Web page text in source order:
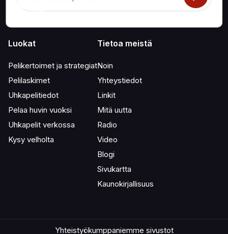
Luokat
Pelikertoimet ja strategiat
Pelilaskimet
Uhkapelitiedot
Pelaa huvin vuoksi
Uhkapelit verkossa
Kysy velholta
Tietoa meistä
Noin
Yhteystiedot
Linkit
Mitä uutta
Radio
Video
Blogi
Sivukartta
Kaunokirjallisuus
Yhteistyökumppaniemme sivustot